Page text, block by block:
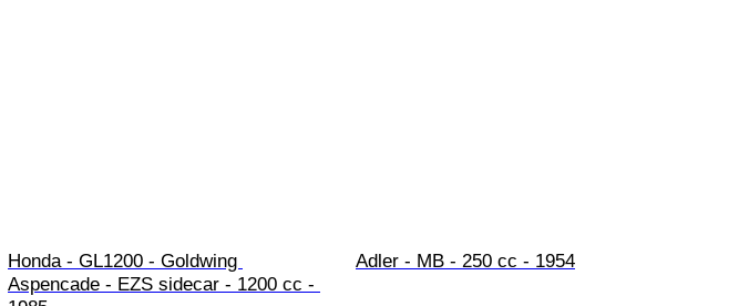
Honda - GL1200 - Goldwing
Aspencade - EZS sidecar - 1200 cc -
Adler - MB - 250 cc - 1954